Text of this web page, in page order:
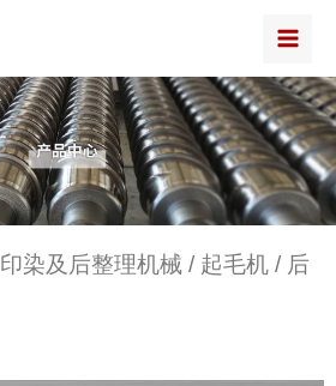
印染及后整理机械 / 起毛机 / 后